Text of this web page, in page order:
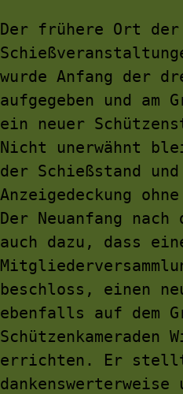
Der frühere Ort der
wurde Anfang der
aufgegeben und am
ein neuer
Nicht unerwähnt
der Schießstand
Anzeigedeckung
Der Neuanfang
auch dazu, dass
beschloss, einen
ebenfalls auf dem
Schützenkameraden
errichten. Er